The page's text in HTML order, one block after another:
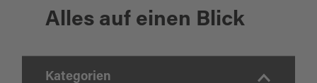
Alles auf einen Blick
Kategorien